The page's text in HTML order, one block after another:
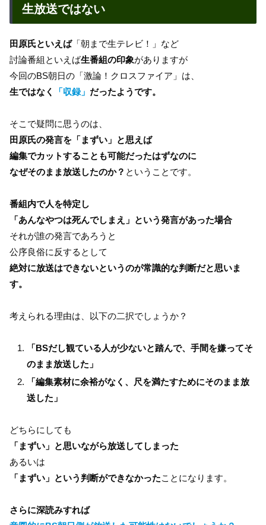
生放送ではない
田原氏といえば「朝まで生テレビ！」など
討論番組といえば生番組の印象がありますが
今回のBS朝日の「激論！クロスファイア」は、
生ではなく
「収録」 だったようです。
そこで疑問に思うのは、
田原氏の発言を「まずい」と思えば
編集でカットすることも可能だったはずなのに
なぜそのまま放送したのか？ ということです。
番組内で人を特定し
「あんなやつは死んでしまえ」という発言があった場合
それが誰の発言であろうと
公序良俗に反するとして
絶対に放送はできないというのが常識的な判断だと思いま
す。
考えられる理由は、以下の二択でしょうか？
「BSだし観ている人が少ないと踏んで、手間を嫌ってそ
のまま放送した」
「編集素材に余裕がなく、尺を満たすためにそのまま放
送した」
どちらにしても
「まずい」と思いながら放送してしまった
あるいは
「まずい」という判断ができなかったことになります。
さらに深読みすれば